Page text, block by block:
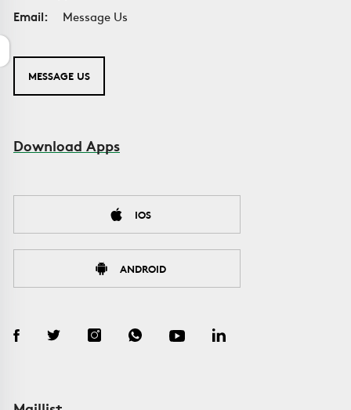
Email:
Message Us
MESSAGE US
Download Apps
IOS
ANDROID